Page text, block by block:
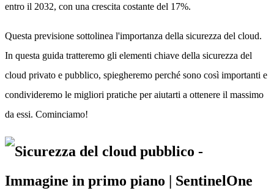
entro il 2032, con una crescita costante del 17%.
Questa previsione sottolinea l'importanza della sicurezza del cloud.
In questa guida tratteremo gli elementi chiave della sicurezza del
cloud privato e pubblico, spiegheremo perché sono così importanti e
condivideremo le migliori pratiche per aiutarti a ottenere il massimo
da essi. Cominciamo!